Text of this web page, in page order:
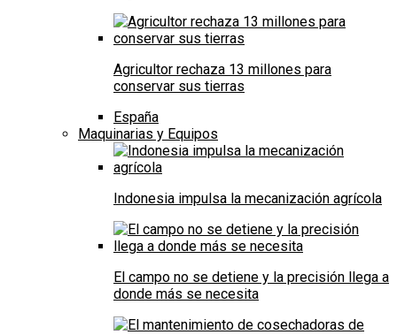
Agricultor rechaza 13 millones para
conservar sus tierras
España
Maquinarias y Equipos
Indonesia impulsa la mecanización agrícola
El campo no se detiene y la precisión llega a
donde más se necesita